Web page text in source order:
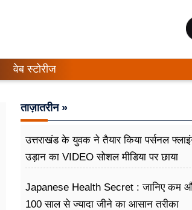
वेब स्टोरीज
ताज़ातरीन »
उत्तराखंड के युवक ने तैयार किया पर्सनल
उड़ान का VIDEO सोशल मीडिया पर छाया
Japanese Health Secret : जानिए कम
100 साल से ज्यादा जीने का आसान तरीका